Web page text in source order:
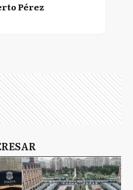
Pérez